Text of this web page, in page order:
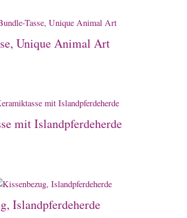
Unique Animal Art
mit Islandpferdeherde
Islandpferdeherde